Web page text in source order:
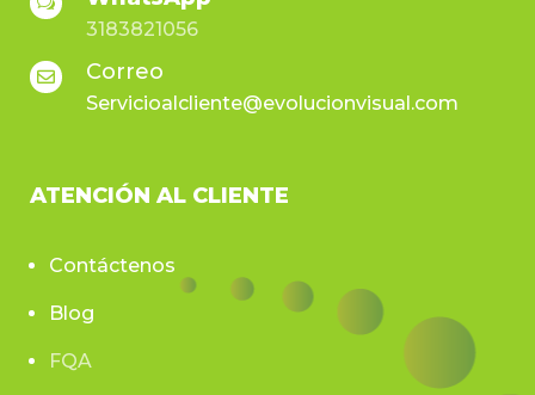
3183821056
 Correo
Servicioalcliente@evolucionvisual.com
ATENCIÓN AL CLIENTE
Contáctenos
Blog
FQA